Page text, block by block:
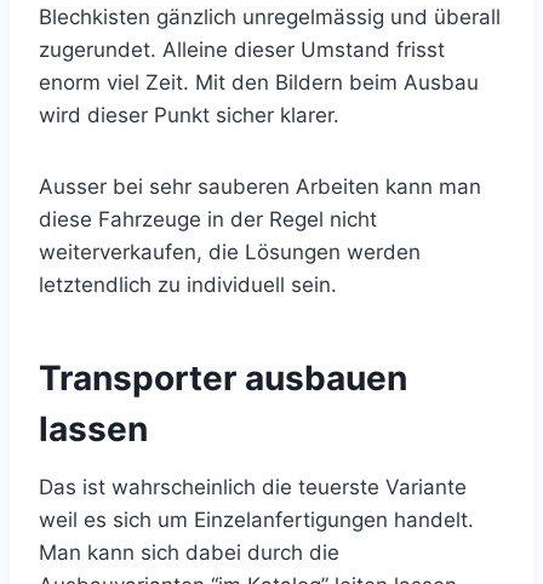
Blechkisten gänzlich unregelmässig und überall
zugerundet. Alleine dieser Umstand frisst
enorm viel Zeit. Mit den Bildern beim Ausbau
wird dieser Punkt sicher klarer.
Ausser bei sehr sauberen Arbeiten kann man
diese Fahrzeuge in der Regel nicht
weiterverkaufen, die Lösungen werden
letztendlich zu individuell sein.
Transporter ausbauen
lassen
Das ist wahrscheinlich die teuerste Variante
weil es sich um Einzelanfertigungen handelt.
Man kann sich dabei durch die